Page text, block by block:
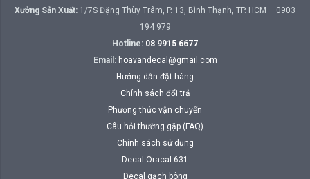
Xưởng Sản Xuất: 1/7S Đặng Thùy Trâm, P. 13, Bình Thạnh, TP. HCM – 0903
194 979
Hotline: 08 9915 6677
Email: hoavandecal@gmail.com
Hướng dẫn đặt hàng
Chính sách đổi trả
Phương thức vận chuyển
Câu hỏi thường gặp (FAQ)
Chính sách sử dụng
Decal Oracal 631
Decal gạch bông